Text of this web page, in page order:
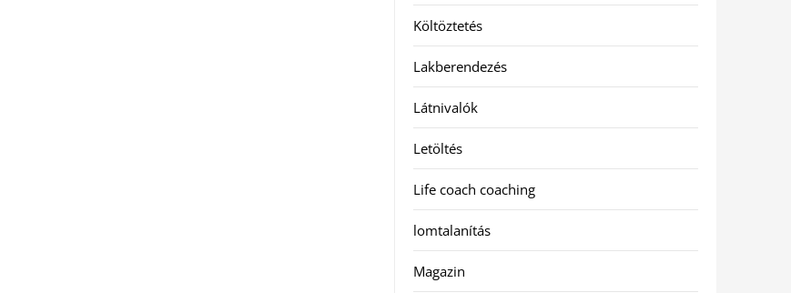
Költöztetés
Lakberendezés
Látnivalók
Letöltés
Life coach coaching
lomtalanítás
Magazin